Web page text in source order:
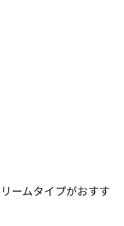
ームタイプがおすす